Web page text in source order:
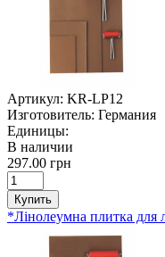
Артикул: KR-LP12
Изготовитель: Германия
Единицы:
В наличии
297.00 грн
Купить
*Лінолеумна плитка для